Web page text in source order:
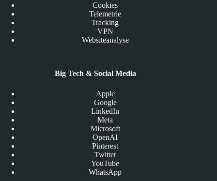
Cookies
Telemetrie
Tracking
VPN
Websiteanalyse
Big Tech & Social Media
Apple
Google
LinkedIn
Meta
Microsoft
OpenAI
Pinterest
Twitter
YouTube
WhatsApp